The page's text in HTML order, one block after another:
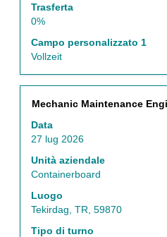
Trasferta
0%
Campo personalizzato 1
Vollzeit
lavoro.
Titolo
Mechanic Maintenance
Data
27 lug 2026
Unità aziendale
Containerboard
Luogo
Tekirdag, TR, 59870
Tipo di turno
Effettuare
selezione
con
la
barra
per
visualizzare
i